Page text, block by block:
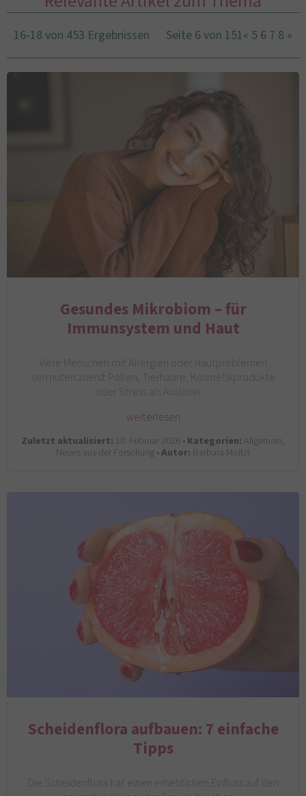
16-18 von 453 Ergebnissen Seite 6 von 151« 5 6 7 8 »
Gesundes Mikrobiom – für
Immunsystem und Haut
Viele Menschen mit Allergien oder Hautproblemen
vermuten zuerst Pollen, Tierhaare, Kosmetikprodukte
oder Stress als Auslöser…
weiterlesen
Zuletzt aktualisiert: 10. Februar 2026 •Kategorien: Allgemein,
Neues aus der Forschung •Autor: Barbara Moitzi
Scheidenflora aufbauen: 7 einfache
Tipps
Die Scheidenflora hat einen erheblichen Einfluss auf den